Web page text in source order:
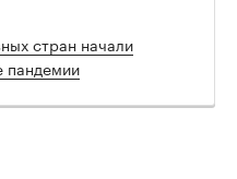
стран начали
пандемии